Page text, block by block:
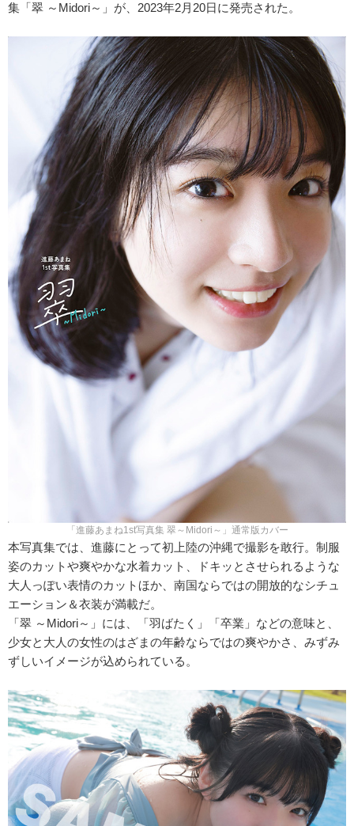
集「翠 ～Midori～」が、2023年2月20日に発売された。
「進藤あまね1st写真集 翠～Midori～」通常版カバー
本写真集では、進藤にとって初上陸の沖縄で撮影を敢行。制服
姿のカットや爽やかな水着カット、ドキッとさせられるような
大人っぽい表情のカットほか、南国ならではの開放的なシチュ
エーション＆衣装が満載だ。
「翠 ～Midori～」には、「羽ばたく」「卒業」などの意味と、
少女と大人の女性のはざまの年齢ならではの爽やかさ、みずみ
ずしいイメージが込められている。